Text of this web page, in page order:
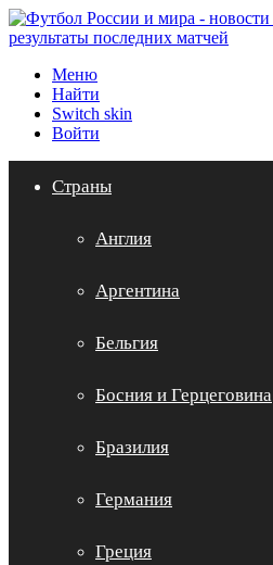
Меню
Найти
Switch skin
Войти
Страны
Англия
Аргентина
Бельгия
Босния и Герцеговина
Бразилия
Германия
Греция